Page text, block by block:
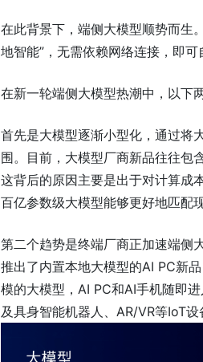
在此背景下，端侧大模型顺势而生
地智能”，无需依赖网络连接，即可
在新一轮端侧大模型热潮中，以下
首先是大模型逐渐小型化，通过将
围。目前，大模型厂商新品往往包
这背后的原因主要是出于对计算成
百亿参数级大模型能够更好地匹配
第二个趋势是终端厂商正加速端侧
推出了内置本地大模型的AI PC新
模的大模型，AI PC和AI手机随即
及具身智能机器人、AR/VR等IoT设